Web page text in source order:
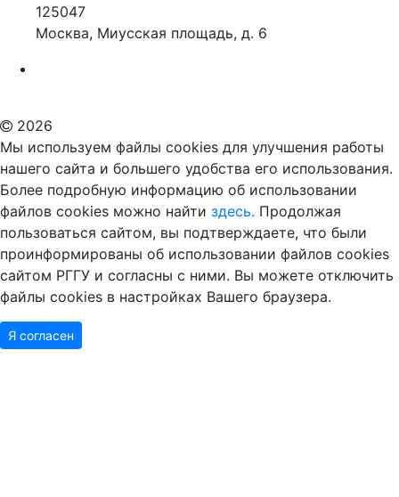
125047
Москва, Миусская площадь, д. 6
2026
Мы используем файлы cookies для улучшения работы
нашего сайта и большего удобства его использования.
Более подробную информацию об использовании
файлов cookies можно найти здесь. Продолжая
пользоваться сайтом, вы подтверждаете, что были
проинформированы об использовании файлов cookies
сайтом РГГУ и согласны с ними. Вы можете отключить
файлы cookies в настройках Вашего браузера.
Я согласен